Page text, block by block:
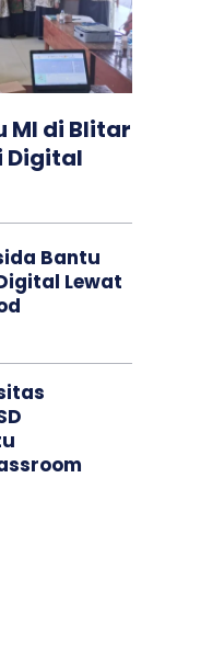
MI di Blitar
Digital
Bantu
Lewat